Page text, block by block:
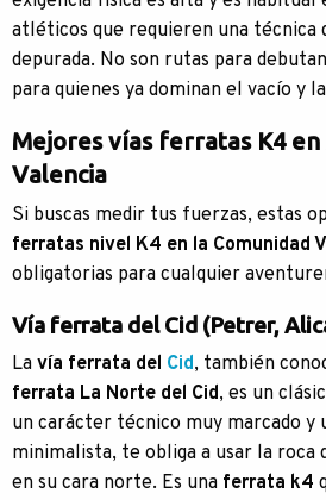
atléticos que requieren una técnica
depurada. No son rutas para
para quienes ya dominan el vacío y
Mejores vías ferratas K4
Valencia
Si buscas medir tus fuerzas, estas
ferratas nivel K4 en la Comunidad
obligatorias para cualquier
Vía ferrata del Cid (Petrer,
La vía ferrata del Cid, también
ferrata La Norte del Cid, es un
un carácter técnico muy marcado y
minimalista, te obliga a usar la
en su cara norte. Es una ferrata k4